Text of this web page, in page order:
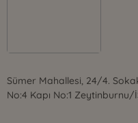
Sümer Mahallesi, 24/4.
No:4 Kapı No:1 Zeytinburnu/